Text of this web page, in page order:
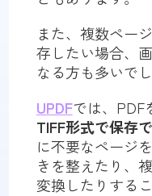
また、複数ペー
存したい場合、
なる方も多いでし
UPDFでは、PDF
TIFF形式で保存
に不要なページ
きを整えたり、
変換したりする